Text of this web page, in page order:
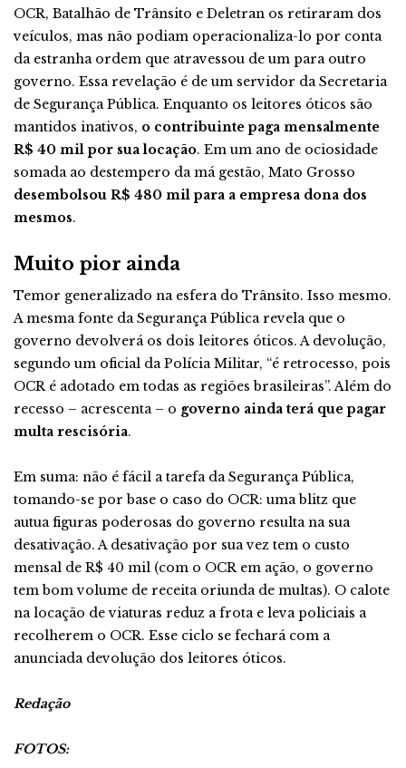
OCR, Batalhão de Trânsito e Deletran os retiraram dos
veículos, mas não podiam operacionaliza-lo por conta
da estranha ordem que atravessou de um para outro
governo. Essa revelação é de um servidor da Secretaria
de Segurança Pública. Enquanto os leitores óticos são
mantidos inativos, o contribuinte paga mensalmente
R$ 40 mil por sua locação. Em um ano de ociosidade
somada ao destempero da má gestão, Mato Grosso
desembolsou R$ 480 mil para a empresa dona dos
mesmos.
Muito pior ainda
Temor generalizado na esfera do Trânsito. Isso mesmo.
A mesma fonte da Segurança Pública revela que o
governo devolverá os dois leitores óticos. A devolução,
segundo um oficial da Polícia Militar, “é retrocesso, pois
OCR é adotado em todas as regiões brasileiras”. Além do
recesso – acrescenta – o governo ainda terá que pagar
multa rescisória.
Em suma: não é fácil a tarefa da Segurança Pública,
tomando-se por base o caso do OCR: uma blitz que
autua figuras poderosas do governo resulta na sua
desativação. A desativação por sua vez tem o custo
mensal de R$ 40 mil (com o OCR em ação, o governo
tem bom volume de receita oriunda de multas). O calote
na locação de viaturas reduz a frota e leva policiais a
recolherem o OCR. Esse ciclo se fechará com a
anunciada devolução dos leitores óticos.
Redação
FOTOS: